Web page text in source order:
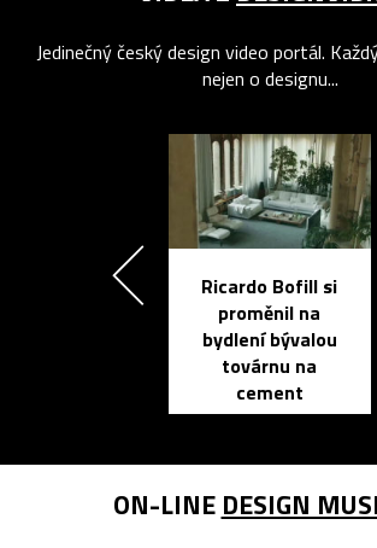
Jedinečný český design video portál.
nejen o designu...
Ricardo Bofill si
proměnil na
bydlení bývalou
továrnu na
cement
ON-LINE DESIGN